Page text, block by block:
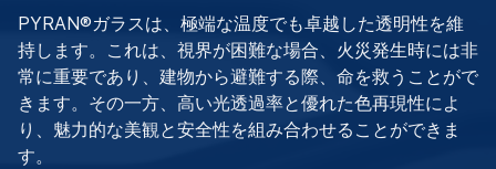
PYRAN®ガラスは、極端な温度でも卓越した透明性を維
持します。これは、視界が困難な場合、火災発生時には非
常に重要であり、建物から避難する際、命を救うことがで
きます。その一方、高い光透過率と優れた色再現性によ
り、魅力的な美観と安全性を組み合わせることができま
す。